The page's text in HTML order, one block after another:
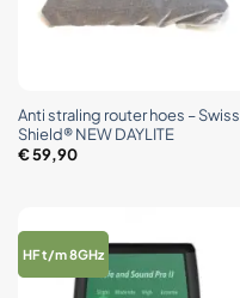
Anti straling router hoes – Swiss
Shield® NEW DAYLITE
€59,90
HF t/m 8GHz